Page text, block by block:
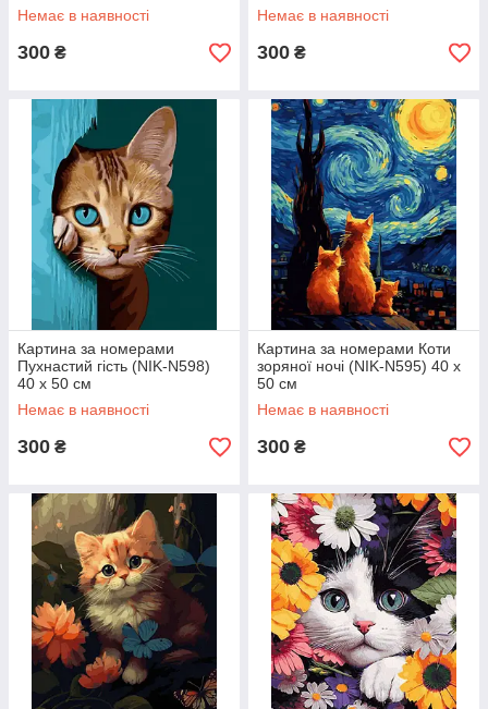
Немає в наявності
300 ₴
Немає в наявності
300 ₴
Картина за номерами
Пухнастий гість (NIK-N598)
40 х 50 см
Немає в наявності
300 ₴
Картина за номерами Коти
зоряної ночі (NIK-N595) 40 х
50 см
Немає в наявності
300 ₴